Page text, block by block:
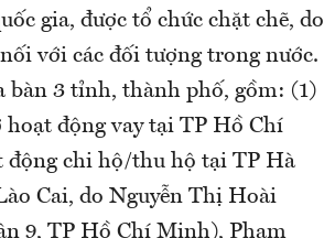
gia, được tổ chức chặt chẽ, do
với các đối tượng trong nước.
bàn 3 tỉnh, thành phố, gồm: (1)
động vay tại TP Hồ Chí
chi hộ/thu hộ tại TP Hà
Cai, do Nguyễn Thị Hoài
9, TP Hồ Chí Minh), Phạm